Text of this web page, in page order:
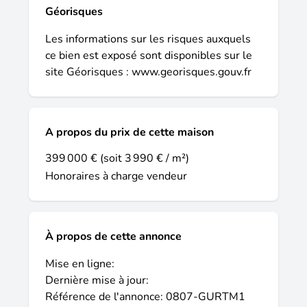
1971. Visuel non contractuel. Non mandaté
pour réaliser la vente du terrain. Terrain
proposé par un partenaire foncier selon
disponibilités.
Géorisques
Les informations sur les risques auxquels
ce bien est exposé sont disponibles sur le
site Géorisques : www.georisques.gouv.fr
A propos du prix de cette maison
399 000 € (soit 3 990 € / m²)
Honoraires à charge vendeur
À propos de cette annonce
Mise en ligne:
Dernière mise à jour:
Référence de l'annonce: 0807-GURTM1